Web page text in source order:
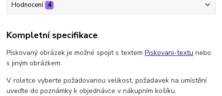
Hodnocení 4
Kompletní specifikace
Pískovaný obrázek je možné spojit s textemPiskovani-textu nebo
s jiným obrázkem.
V roletce vyberte požadovanou velikost, požadavek na umístění
uveďte do poznámky k objednávce v nákupním košíku.